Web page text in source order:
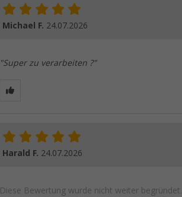
Michael F. 24.07.2026
"Super zu verarbeiten ?"
Harald F. 24.07.2026
Diese Bewertung wurde nicht weiter begründet.